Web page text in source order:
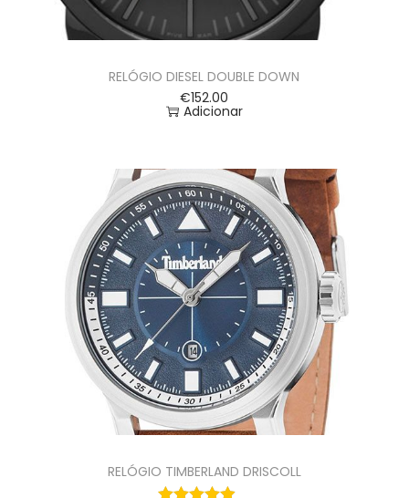
RELÓGIO DIESEL DOUBLE DOWN
€152.00
Adicionar
RELÓGIO TIMBERLAND DRISCOLL